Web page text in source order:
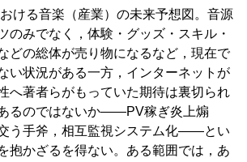
ける音楽（産業）の未来予想図。音源
のみでなく，体験・グッズ・スキル・
どの総体が売り物になるなど，現在で
い状況がある一方，インターネットが
へ著者らがもっていた期待は裏切られ
るのではないか――PV稼ぎ炎上煽
う手斧，相互監視システム化――とい
抱かざるを得ない。ある範囲では，あ